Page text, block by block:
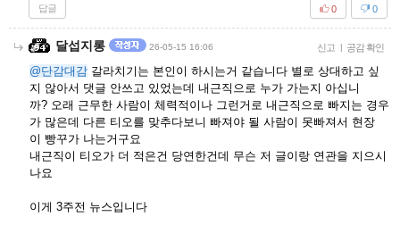
답글 0
0
달섭지롱 26-05-15 16:06 신고 | 공감 확인
@단감대감 갈라치기는 본인이 하시는거 같습니다 별로 상대하고 싶
지 않아서 댓글 안쓰고 있었는데 내근직으로 누가 가는지 아십니
까? 오래 근무한 사람이 체력적이나 그런거로 내근직으로 빠지는 경우
가 많은데 다른 티오를 맞추다보니 빠져야 될 사람이 못빠져서 현장
이 빵꾸가 나는거구요
내근직이 티오가 더 적은건 당연한건데 무슨 저 글이랑 연관을 지으시
나요
이게 3주전 뉴스입니다